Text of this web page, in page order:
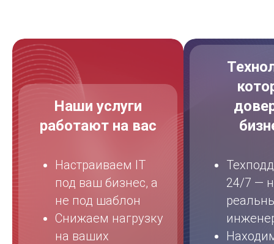
Наши услуги
работают на вас
Настраиваем IT
под ваш бизнес, а
не под шаблон
Снижаем нагрузку
на ваших
24/7 —